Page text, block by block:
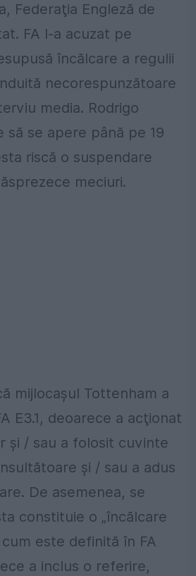
Federaţia Engleză de
FA l-a acuzat pe
încălcare a regulii
necorespunzătoare
media. Rodrigo
să se apere până pe 19
riscă o suspendare
meciuri.
mijlocaşul Tottenham a
E3.1, deoarece a acţionat
şi / sau a folosit cuvinte
şi / sau a adus
De asemenea, se
constituie o „încălcare
este definită în FA
a inclus o referire,